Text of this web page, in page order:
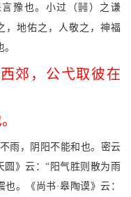
豫也。小过（< ）之谦
，地佑之，人敬之，神福
郊，公弋取彼在
雨，阴阳不能和也。密云
圆》云：“阳气胜则散为雨
。《尚书·皋陶谟》云：